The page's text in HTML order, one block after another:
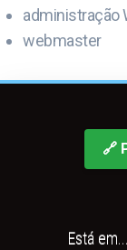
administração
webmaster
🔗
Está em...